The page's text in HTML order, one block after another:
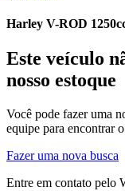
Harley V-ROD
Este veículo
nosso estoque
Você pode fazer uma
equipe para encontrar
Fazer uma nova busca
Entre em contato pelo